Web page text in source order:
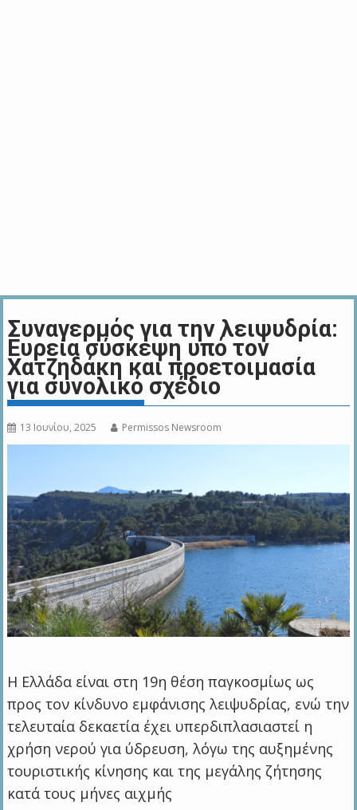
Συναγερμός για την λειψυδρία:
Ευρεία σύσκεψη υπό τον
Χατζηδάκη και προετοιμασία
για συνολικό σχέδιο
13 Ιουνίου, 2025 Permissos Newsroom
Η Ελλάδα είναι στη 19η θέση παγκοσμίως ως
προς τον κίνδυνο εμφάνισης λειψυδρίας, ενώ την
τελευταία δεκαετία έχει υπερδιπλασιαστεί η
χρήση νερού για ύδρευση, λόγω της αυξημένης
τουριστικής κίνησης και της μεγάλης ζήτησης
κατά τους μήνες αιχμής